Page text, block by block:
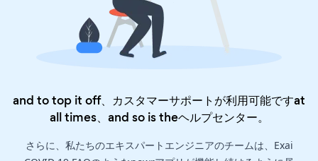
and to top it off、カスタマーサポートが利用可能ですat
all times、and so is theヘルプセンター。
さらに、私たちのエキスパートエンジニアのチームは、Exai